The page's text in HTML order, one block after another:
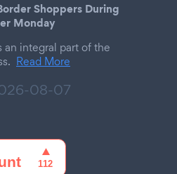
Shoppers During
Monday
integral part of the
Read More
08-07